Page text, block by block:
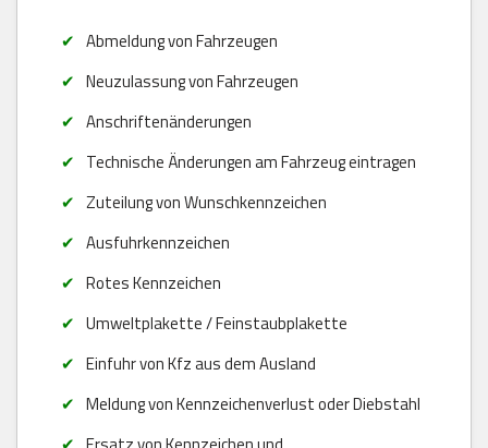
Abmeldung von Fahrzeugen
Neuzulassung von Fahrzeugen
Anschriftenänderungen
Technische Änderungen am Fahrzeug eintragen
Zuteilung von Wunschkennzeichen
Ausfuhrkennzeichen
Rotes Kennzeichen
Umweltplakette / Feinstaubplakette
Einfuhr von Kfz aus dem Ausland
Meldung von Kennzeichenverlust oder Diebstahl